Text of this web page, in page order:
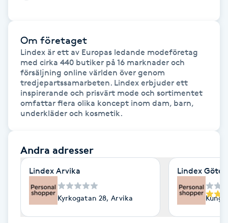
Enzympeeling
Extensions
Extensions borttagning
Face framing
Faceliftmassage
Fet hårbotten
Om företaget
Lindex är ett av Europas ledande modeföretag
med cirka 440 butiker på 16 marknader och
försäljning online världen över genom
tredjepartssamarbeten. Lindex erbjuder ett
inspirerande och prisvärt mode och sortimentet
omfattar flera olika koncept inom dam, barn,
underkläder och kosmetik.
Andra adresser
Lindex Arvika
Kyrkogatan 28, Arvika
Lindex